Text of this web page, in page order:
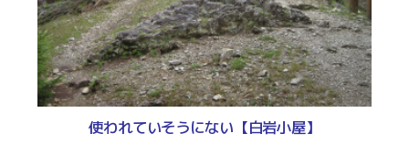
使われていそうにない【白岩小屋】